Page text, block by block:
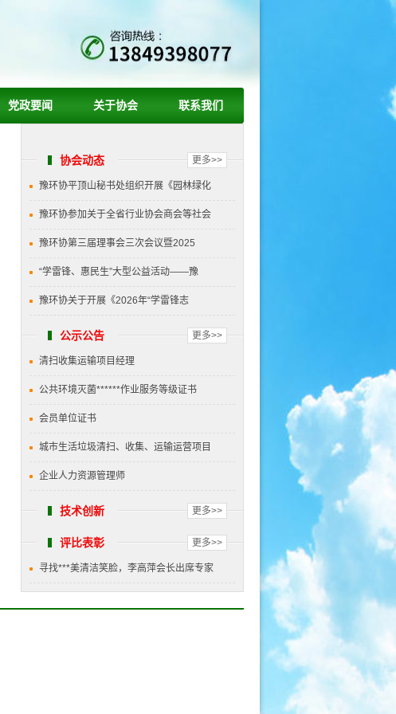
党政要闻 关于协会 联系我们
更多>>
协会动态
豫环协平顶山秘书处组织开展《园林绿化
豫环协参加关于全省行业协会商会等社会
豫环协第三届理事会三次会议暨2025
“学雷锋、惠民生”大型公益活动——豫
豫环协关于开展《2026年“学雷锋志
更多>>
公示公告
清扫收集运输项目经理
公共环境灭菌******作业服务等级证书
会员单位证书
城市生活垃圾清扫、收集、运输运营项目
企业人力资源管理师
更多>>
技术创新
更多>>
评比表彰
寻找***美清洁笑脸，李高萍会长出席专家